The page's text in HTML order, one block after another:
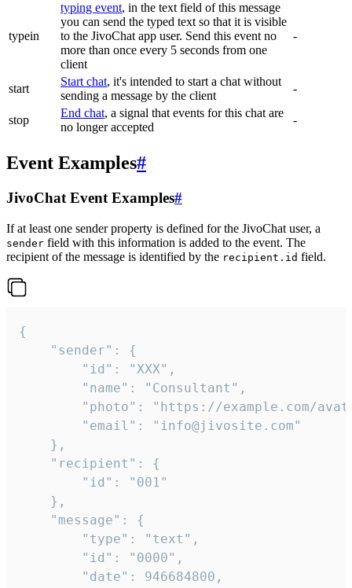
typein
typing event, in the text field of this message
you can send the typed text so that it is visible
to the JivoChat app user. Send this event no
more than once every 5 seconds from one
client
-
start
Start chat, it's intended to start a chat without
sending a message by the client
-
stop
End chat, a signal that events for this chat are
no longer accepted
-
Event Examples#
JivoChat Event Examples#
If at least one sender property is defined for the JivoChat user, a
sender field with this information is added to the event. The
recipient of the message is identified by the recipient.id field.
{